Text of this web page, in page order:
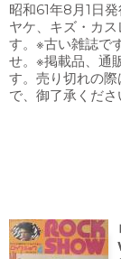
昭和61年8月1日
ヤケ、キズ・カ
す。※古い雑誌で
せ。※掲載品、通
す。売り切れの
で、御了承くださ